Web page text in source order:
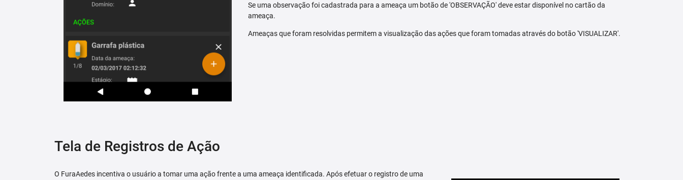
Se uma observação foi cadastrada para a ameaça um botão de 'OBSERVAÇÃO' deve estar disponível no cartão da
ameaça.
Ameaças que foram resolvidas permitem a visualização das ações que foram tomadas através do botão 'VISUALIZAR'.
Tela de Registros de Ação
O FuraAedes incentiva o usuário a tomar uma ação frente a uma ameaça identificada. Após efetuar o registro de uma